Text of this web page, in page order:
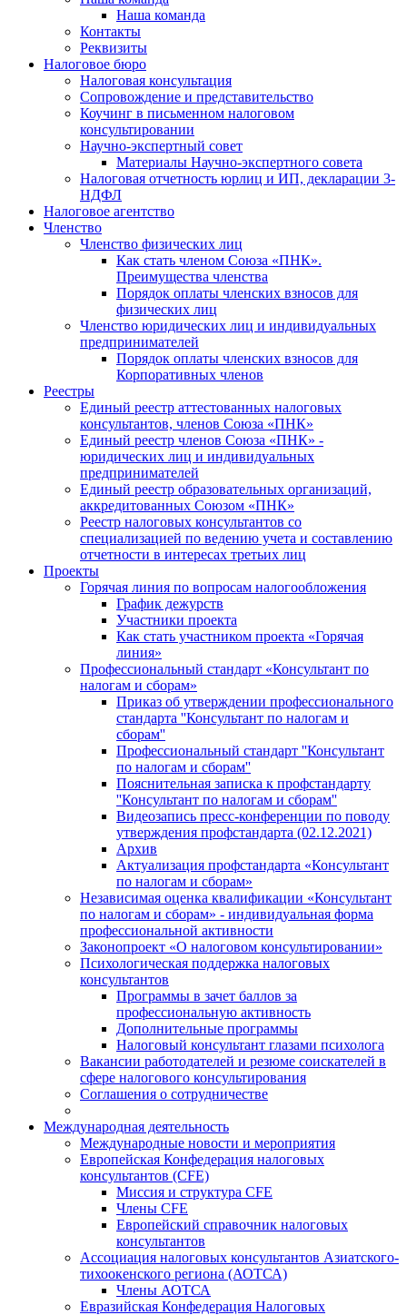
Наша команда
Контакты
Реквизиты
Налоговое бюро
Налоговая консультация
Cопровождение и представительство
Коучинг в письменном налоговом
консультировании
Научно-экспертный совет
Материалы Научно-экспертного совета
Налоговая отчетность юрлиц и ИП, декларации 3-
НДФЛ
Налоговое агентство
Членство
Членство физических лиц
Как стать членом Союза «ПНК».
Преимущества членства
Порядок оплаты членских взносов для
физических лиц
Членство юридических лиц и индивидуальных
предпринимателей
Порядок оплаты членских взносов для
Корпоративных членов
Реестры
Единый реестр аттестованных налоговых
консультантов, членов Союза «ПНК»
Единый реестр членов Союза «ПНК» -
юридических лиц и индивидуальных
предпринимателей
Единый реестр образовательных организаций,
аккредитованных Союзом «ПНК»
Реестр налоговых консультантов со
специализацией по ведению учета и составлению
отчетности в интересах третьих лиц
Проекты
Горячая линия по вопросам налогообложения
График дежурств
Участники проекта
Как стать участником проекта «Горячая
линия»
Профессиональный стандарт «Консультант по
налогам и сборам»
Приказ об утверждении профессионального
стандарта ''Консультант по налогам и
сборам''
Профессиональный стандарт ''Консультант
по налогам и сборам''
Пояснительная записка к профстандарту
''Консультант по налогам и сборам''
Видеозапись пресс-конференции по поводу
утверждения профстандарта (02.12.2021)
Архив
Актуализация профстандарта «Консультант
по налогам и сборам»
Независимая оценка квалификации «Консультант
по налогам и сборам» - индивидуальная форма
профессиональной активности
Законопроект «О налоговом консультировании»
Психологическая поддержка налоговых
консультантов
Программы в зачет баллов за
профессиональную активность
Дополнительные программы
Налоговый консультант глазами психолога
Вакансии работодателей и резюме соискателей в
сфере налогового консультирования
Соглашения о сотрудничестве
Международная деятельность
Международные новости и мероприятия
Европейская Конфедерация налоговых
консультантов (CFE)
Миссия и структура CFE
Члены CFE
Европейский справочник налоговых
консультантов
Ассоциация налоговых консультантов Азиатского-
тихоокенского региона (АОТСА)
Члены АОТСА
Евразийская Конфедерация Налоговых